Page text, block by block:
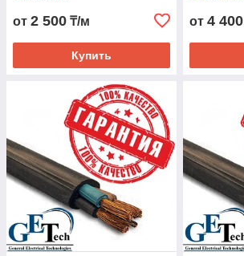
от 2 500 ₸/м
Купить
от 4 400